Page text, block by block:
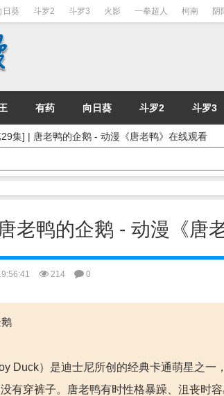
日葵 斗罗2 斗罗3 火影 一拳超人 柯南 阴
有药 向日葵 斗罗2 斗罗3
集] | 唐老鸭的企鹅 - 动漫《唐老鸭》在线观看
老鸭的企鹅 - 动漫《唐
214 0
Duck）是迪士尼所创的经典卡通萌星之
有穿裤子。唐老鸭有时性格暴躁、沮丧时